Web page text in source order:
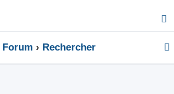
Forum Rechercher